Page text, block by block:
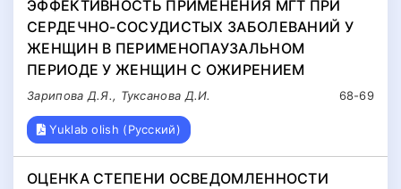
ЭФФЕКТИВНОСТЬ ПРИМЕНЕНИЯ МГТ ПРИ
СЕРДЕЧНО-СОСУДИСТЫХ ЗАБОЛЕВАНИЙ У
ЖЕНЩИН В ПЕРИМЕНОПАУЗАЛЬНОМ
ПЕРИОДЕ У ЖЕНЩИН С ОЖИРЕНИЕМ
68-69
Зарипова Д.Я., Туксанова Д.И.
Yuklab olish (Русский)
ОЦЕНКА СТЕПЕНИ ОСВЕДОМЛЕННОСТИ